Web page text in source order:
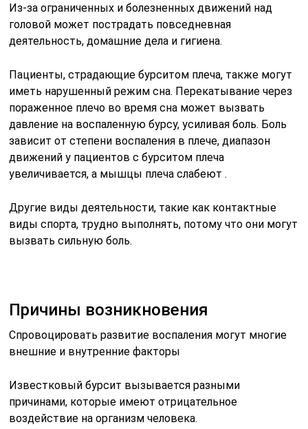
Из-за ограниченных и болезненных движений над
головой может пострадать повседневная
деятельность, домашние дела и гигиена.
Пациенты, страдающие бурситом плеча, также могут
иметь нарушенный режим сна. Перекатывание через
пораженное плечо во время сна может вызвать
давление на воспаленную бурсу, усиливая боль. Боль
зависит от степени воспаления в плече, диапазон
движений у пациентов с бурситом плеча
увеличивается, а мышцы плеча слабеют .
Другие виды деятельности, такие как контактные
виды спорта, трудно выполнять, потому что они могут
вызвать сильную боль.
Причины возникновения
Спровоцировать развитие воспаления могут многие
внешние и внутренние факторы
Известковый бурсит вызывается разными
причинами, которые имеют отрицательное
воздействие на организм человека.